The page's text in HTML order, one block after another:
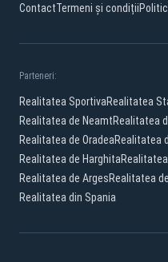
ContactTermeni și condiții
Parteneri:
Realitatea SportivaRealitatea
Realitatea de NeamtRealitatea
Realitatea de OradeaRealitatea
Realitatea de Harghita
Realitatea de ArgesRealitatea
Realitatea din Spania